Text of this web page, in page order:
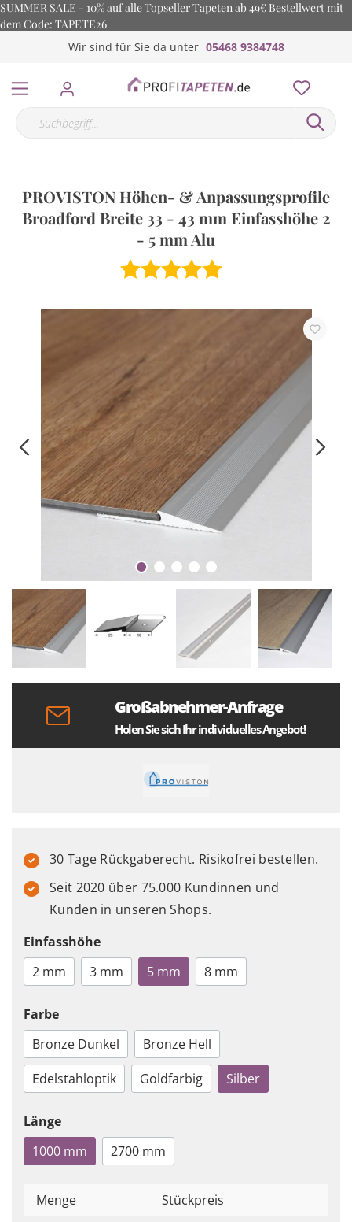
SUMMER SALE - 10% auf alle Topseller Tapeten ab 49€ Bestellwert mit
dem Code: TAPETE26
Wir sind für Sie da unter 05468 9384748
PROVISTON Höhen- & Anpassungsprofile
Broadford Breite 33 - 43 mm Einfasshöhe 2
- 5 mm Alu
Großabnehmer-Anfrage
Holen Sie sich Ihr individuelles Angebot!
30 Tage Rückgaberecht. Risikofrei bestellen.
Seit 2020 über 75.000 Kundinnen und
Kunden in unseren Shops.
Einfasshöhe
2 mm
3 mm 5 mm 8 mm
Farbe
Bronze Dunkel
Bronze Hell
Edelstahloptik
Goldfarbig Silber
Länge
1000 mm
2700 mm
Menge Stückpreis